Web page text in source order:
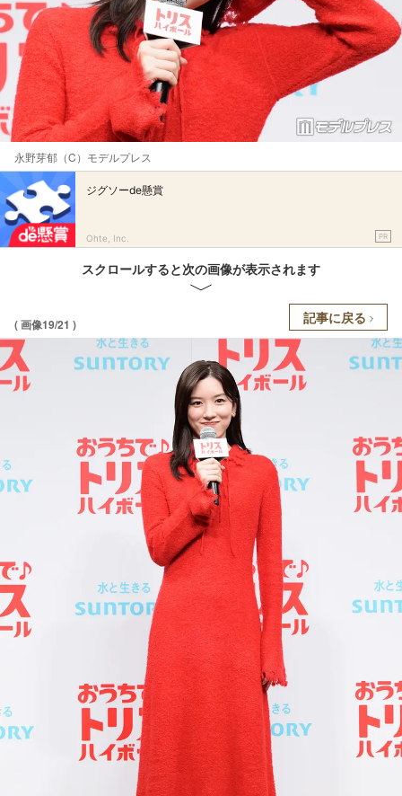
永野芽郁（C）モデルプレス
ジグソーde懸賞
Ohte, Inc. PR
スクロールすると次の画像が表示されます
( 画像19/21 ) 記事に戻る